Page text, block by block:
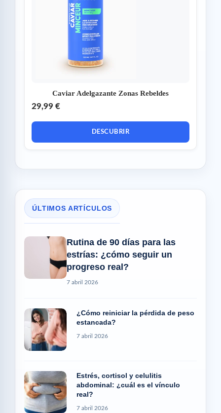
Caviar Adelgazante Zonas Rebeldes
29,99 €
DESCUBRIR
ÚLTIMOS ARTÍCULOS
Rutina de 90 días para las
estrías: ¿cómo seguir un
progreso real?
7 abril 2026
¿Cómo reiniciar la pérdida de peso
estancada?
7 abril 2026
Estrés, cortisol y celulitis
abdominal: ¿cuál es el vínculo
real?
7 abril 2026